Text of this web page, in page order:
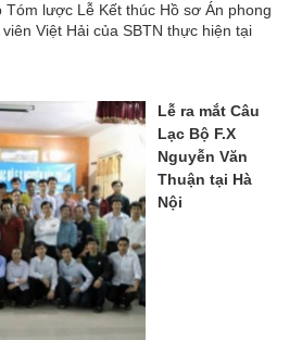
Tóm lược Lễ Kết thúc Hồ sơ Án phong
Việt Hải của SBTN thực hiện tại
Lễ ra mắt Câu
Lạc Bộ F.X
Nguyễn Văn
Thuận tại Hà
Nội